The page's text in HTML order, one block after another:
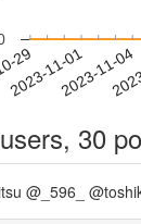
29
2023-11-012023-11-04
30
@_596_